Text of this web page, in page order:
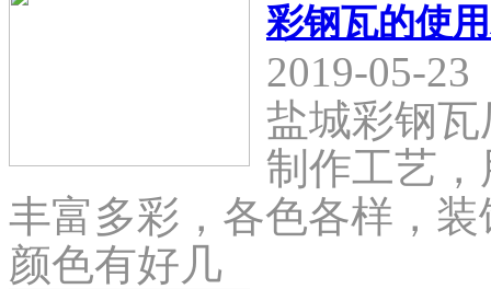
彩钢瓦的使
2019-05-23
盐城彩钢
制作工艺
丰富多彩，各色各样，
颜色有好几